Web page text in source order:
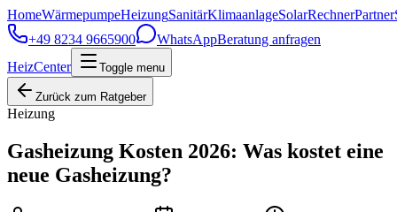
HomeWärmepumpeHeizungSanitärKlimaanlageSolarRechnerPartner
+49 8234 9665900
WhatsAppBeratung anfragen
HeizCenter
Toggle menu
Zurück zum Ratgeber
Heizung
Gasheizung Kosten 2026: Was kostet eine
neue Gasheizung?